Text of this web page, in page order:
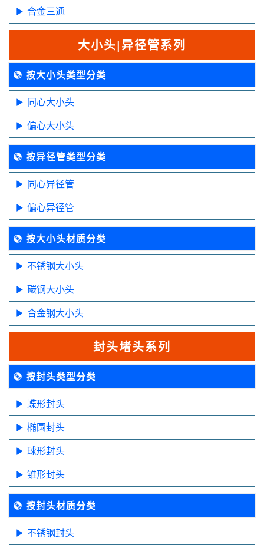
合金三通
大小头|异径管系列
按大小头类型分类
同心大小头
偏心大小头
按异径管类型分类
同心异径管
偏心异径管
按大小头材质分类
不锈钢大小头
碳钢大小头
合金钢大小头
封头堵头系列
按封头类型分类
蝶形封头
椭圆封头
球形封头
锥形封头
按封头材质分类
不锈钢封头